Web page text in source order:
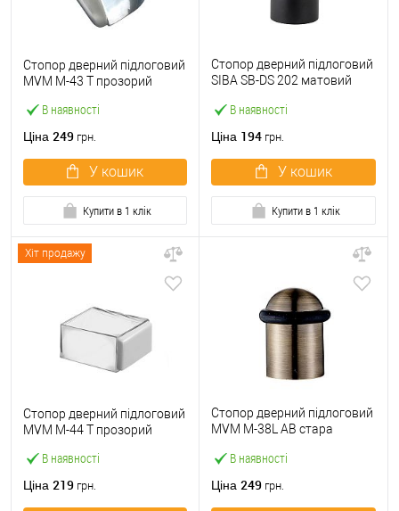
В наявності
Стопор дверний підлоговий
MVM M-43 T прозорий
Ціна 249 грн.
У кошик
Купити в 1 клік
В наявності
Стопор дверний підлоговий
SIBA SB-DS 202 матовий
Ціна 194 грн.
У кошик
Купити в 1 клік
Хіт продажу
В наявності
Стопор дверний підлоговий
MVM M-44 T прозорий
Ціна 219 грн.
В наявності
Стопор дверний підлоговий
MVM M-38L AB стара
Ціна 249 грн.